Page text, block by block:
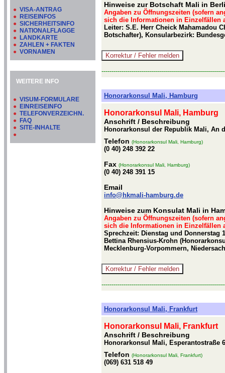
● VISA-ANTRAG
● REISEINFOS
● SICHERHEITSINFO
● NATIONALFLAGGE
● LANDKARTE
● ZAHLEN + FAKTEN
● VORNAMEN
WEITERE INFO
● VISUM-FORMULARE
● EINREISEINFO
● TELEFONVERZEICHN.
● FAQ
● SITE-INHALTE
●
Hinweise zur Botschaft Mali in
Angaben zu Öffnungszeiten (sofern
sich die Informationen in Einzelfällen
Leiter: S.E. Herr Cheick Mahamadou
Botschafter), Konsularbezirk:
Honorarkonsul Mali, Hamburg
Honorarkonsul Mali, Hamburg
Anschrift / Beschreibung
Honorarkonsul der Republik Mali, An
Telefon (Honorarkonsul Mali, Hamburg)
(0 40) 248 392 22
Fax (Honorarkonsul Mali, Hamburg)
(0 40) 248 391 15
Email
info@hkmali-hamburg.de
Hinweise zum Konsulat Mali in
Angaben zu Öffnungszeiten (sofern
sich die Informationen in Einzelfällen
Sprechzeit: Dienstag und Donnerstag
Bettina Rhensius-Krohn
Mecklenburg-Vorpommern,
Honorarkonsul Mali, Frankfurt
Honorarkonsul Mali, Frankfurt
Anschrift / Beschreibung
Honorarkonsul Mali, Esperantostraße
Telefon (Honorarkonsul Mali, Frankfurt)
(069) 631 518 49